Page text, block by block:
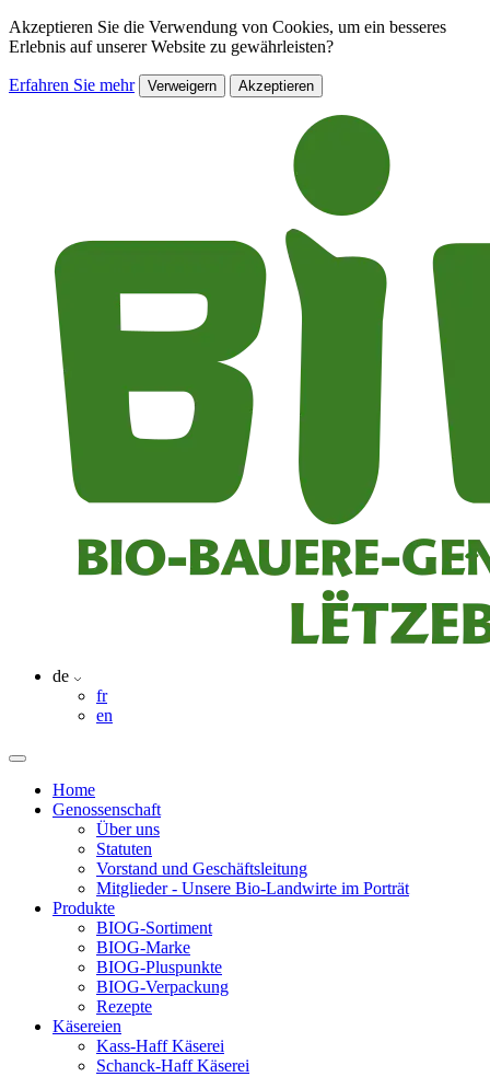
Akzeptieren Sie die Verwendung von Cookies, um ein besseres
Erlebnis auf unserer Website zu gewährleisten?
Erfahren Sie mehr Verweigern Akzeptieren
de
fr
en
Home
Genossenschaft
Über uns
Statuten
Vorstand und Geschäftsleitung
Mitglieder - Unsere Bio-Landwirte im Porträt
Produkte
BIOG-Sortiment
BIOG-Marke
BIOG-Pluspunkte
BIOG-Verpackung
Rezepte
Käsereien
Kass-Haff Käserei
Schanck-Haff Käserei